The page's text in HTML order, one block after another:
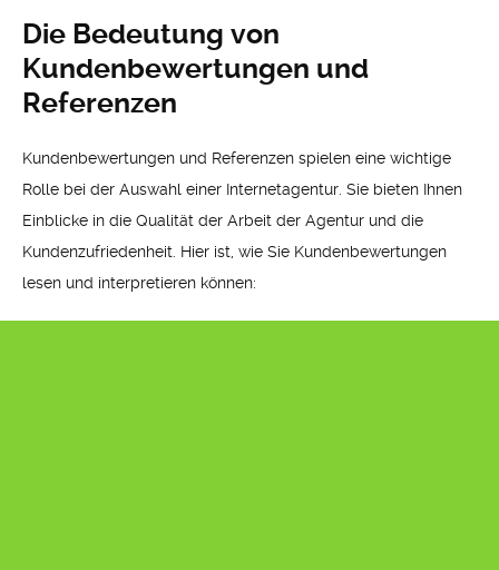
Die Bedeutung von
Kundenbewertungen und
Referenzen
Kundenbewertungen und Referenzen spielen eine wichtige
Rolle bei der Auswahl einer Internetagentur. Sie bieten Ihnen
Einblicke in die Qualität der Arbeit der Agentur und die
Kundenzufriedenheit. Hier ist, wie Sie Kundenbewertungen
lesen und interpretieren können: